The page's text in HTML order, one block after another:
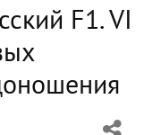
F1. VI